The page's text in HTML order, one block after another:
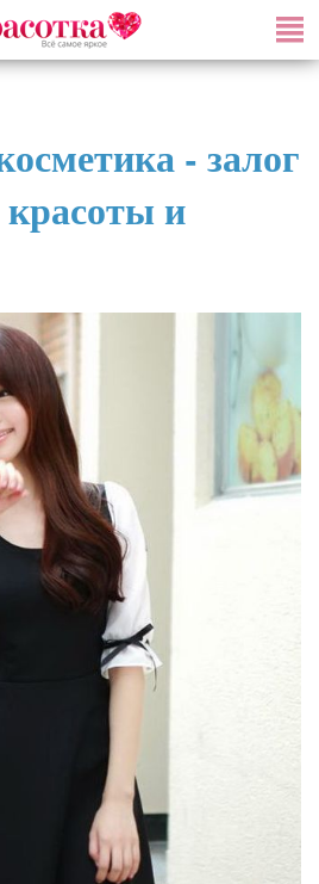
- залог
красоты и